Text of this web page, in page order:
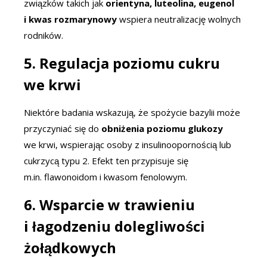
związków takich jak orientyna, luteolina, eugenol
i kwas rozmarynowy wspiera neutralizację wolnych
rodników.
5. Regulacja poziomu cukru
we krwi
Niektóre badania wskazują, że spożycie bazylii może
przyczyniać się do obniżenia poziomu glukozy
we krwi, wspierając osoby z insulinoopornością lub
cukrzycą typu 2. Efekt ten przypisuje się
m.in. flawonoidom i kwasom fenolowym.
6. Wsparcie w trawieniu
i łagodzeniu dolegliwości
żołądkowych